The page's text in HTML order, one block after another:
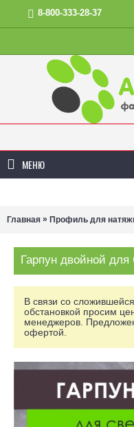
8-800-333-28-37
МЕНЮ
Главная » Профиль для
Гарпун двойной
В связи со
обстановкой просим
менеджеров.
офертой.